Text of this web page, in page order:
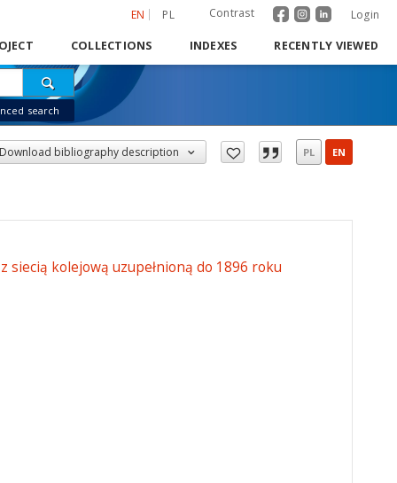
EN PL Contrast Login
COLLECTIONS INDEXES RECENTLY VIEWED
search
Download bibliography description PL EN
siecią kolejową uzupełnioną do 1896 roku